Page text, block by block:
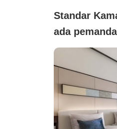
Standar
ada
(Kamar twin